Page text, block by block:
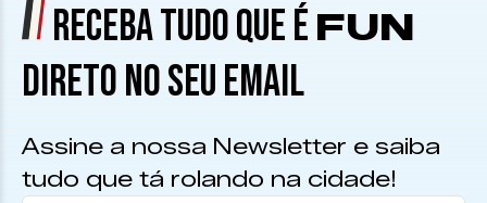
RECEBA TUDO QUE É FUN
DIRETO NO SEU EMAIL
Assine a nossa Newsletter e saiba
tudo que tá rolando na cidade!